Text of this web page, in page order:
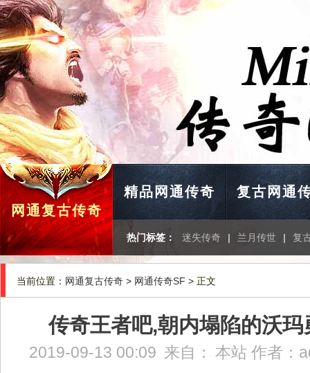
网通复古传奇
精品网通传奇 复古网通
热门标签： 迷失传奇 | 兰月传世 | 复
当前位置： 网通复古传奇 > 网通传奇SF > 正文
传奇王者吧,朝内塌陷的沃玛
2019-09-13 00:09 来自： 本站 作者：